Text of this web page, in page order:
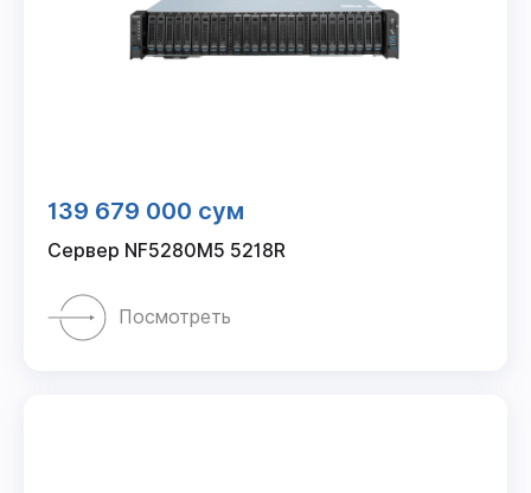
139 679 000 сум
Сервер NF5280M5 5218R
Посмотреть